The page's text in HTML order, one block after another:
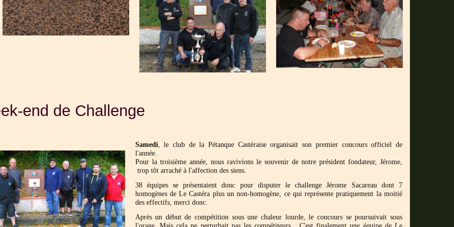
end de Challenge
Samedi, le club de la Pétanque Castéraise organisait son premier concours officiel de
l'année.
Pour la troisième année, nous ravivions le souvenir de notre président fondateur, Jérome,
trop tôt arraché à l'affection des siens.
38 équipes se présentaient donc pour disputer le challenge Jérome Sacareau dont 7
homogènes de Le Castéra plus un non-homogène, ce qui représente pratiquement la moitié
des effectifs, merci donc.
Après un début de compétition sous une chaleur lourde, le concours se poursuivait sous